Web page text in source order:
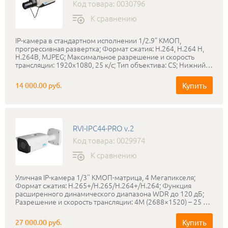
Код товара: 0030796
К сравнению
IP-камера в стандартном исполнении 1/2.9” КМОП,
прогрессивная развертка; Формат сжатия: H.264, H.264 H,
H.264B, MJPEG; Максимальное разрешение и скорость
трансляции: 1920х1080, 25 к/с; Тип объектива: CS; Нижний
Режим «день-ночь»: Механический ИК-фильтр; Аудио: 1/1;
Тревожные вх/вых: 1/1; «Коридорный режим», Defog, ROI;
14 000.00 руб. Купить
RVI-IPC44-PRO v.2
Код товара: 0029974
К сравнению
Уличная IP-камера 1/3'' КМОП-матрица, 4 Мегапикселя;
Формат сжатия: H.265+/H.265/H.264+/H.264; Функция
расширенного динамического диапазона WDR до 120 дБ;
Разрешение и скорость трансляции: 4M (2688×1520) – 25 к/
режим; Видеопотоки с независимыми настройками: 3;
Нижний порог чувствительности: 0.03 лк @ F1.4 (Цвет), 0 лк
27 000.00 руб. Купить